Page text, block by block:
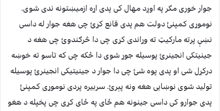
جوار خوری مګر په اوږد مهال کی پدی اړه ازمیښتونه ندی شوی.
نوموړی کمپنئ دولت هم پدی قانع کړئ چی هغه جوار له داسی
نښې پرته مارکیټ ته وړاندی کړی چی دا څرګندوئ چی هغه د
جینیتکی انجینرئ پوسیله جوړ شوی دا ځکه چی که تاسو ته خوښه
درکړل شی او پدی پوه شئ چی دا جوار د جینیتیکی انجینرئ پوسیله
تولید شوی نوښایی هغه ونه پېرئ. سربیره پردی نوموړی کمپنئ
پدی جوارو کی داسی جینونه هم ځای په ځای کړی چی پخپله د هغو